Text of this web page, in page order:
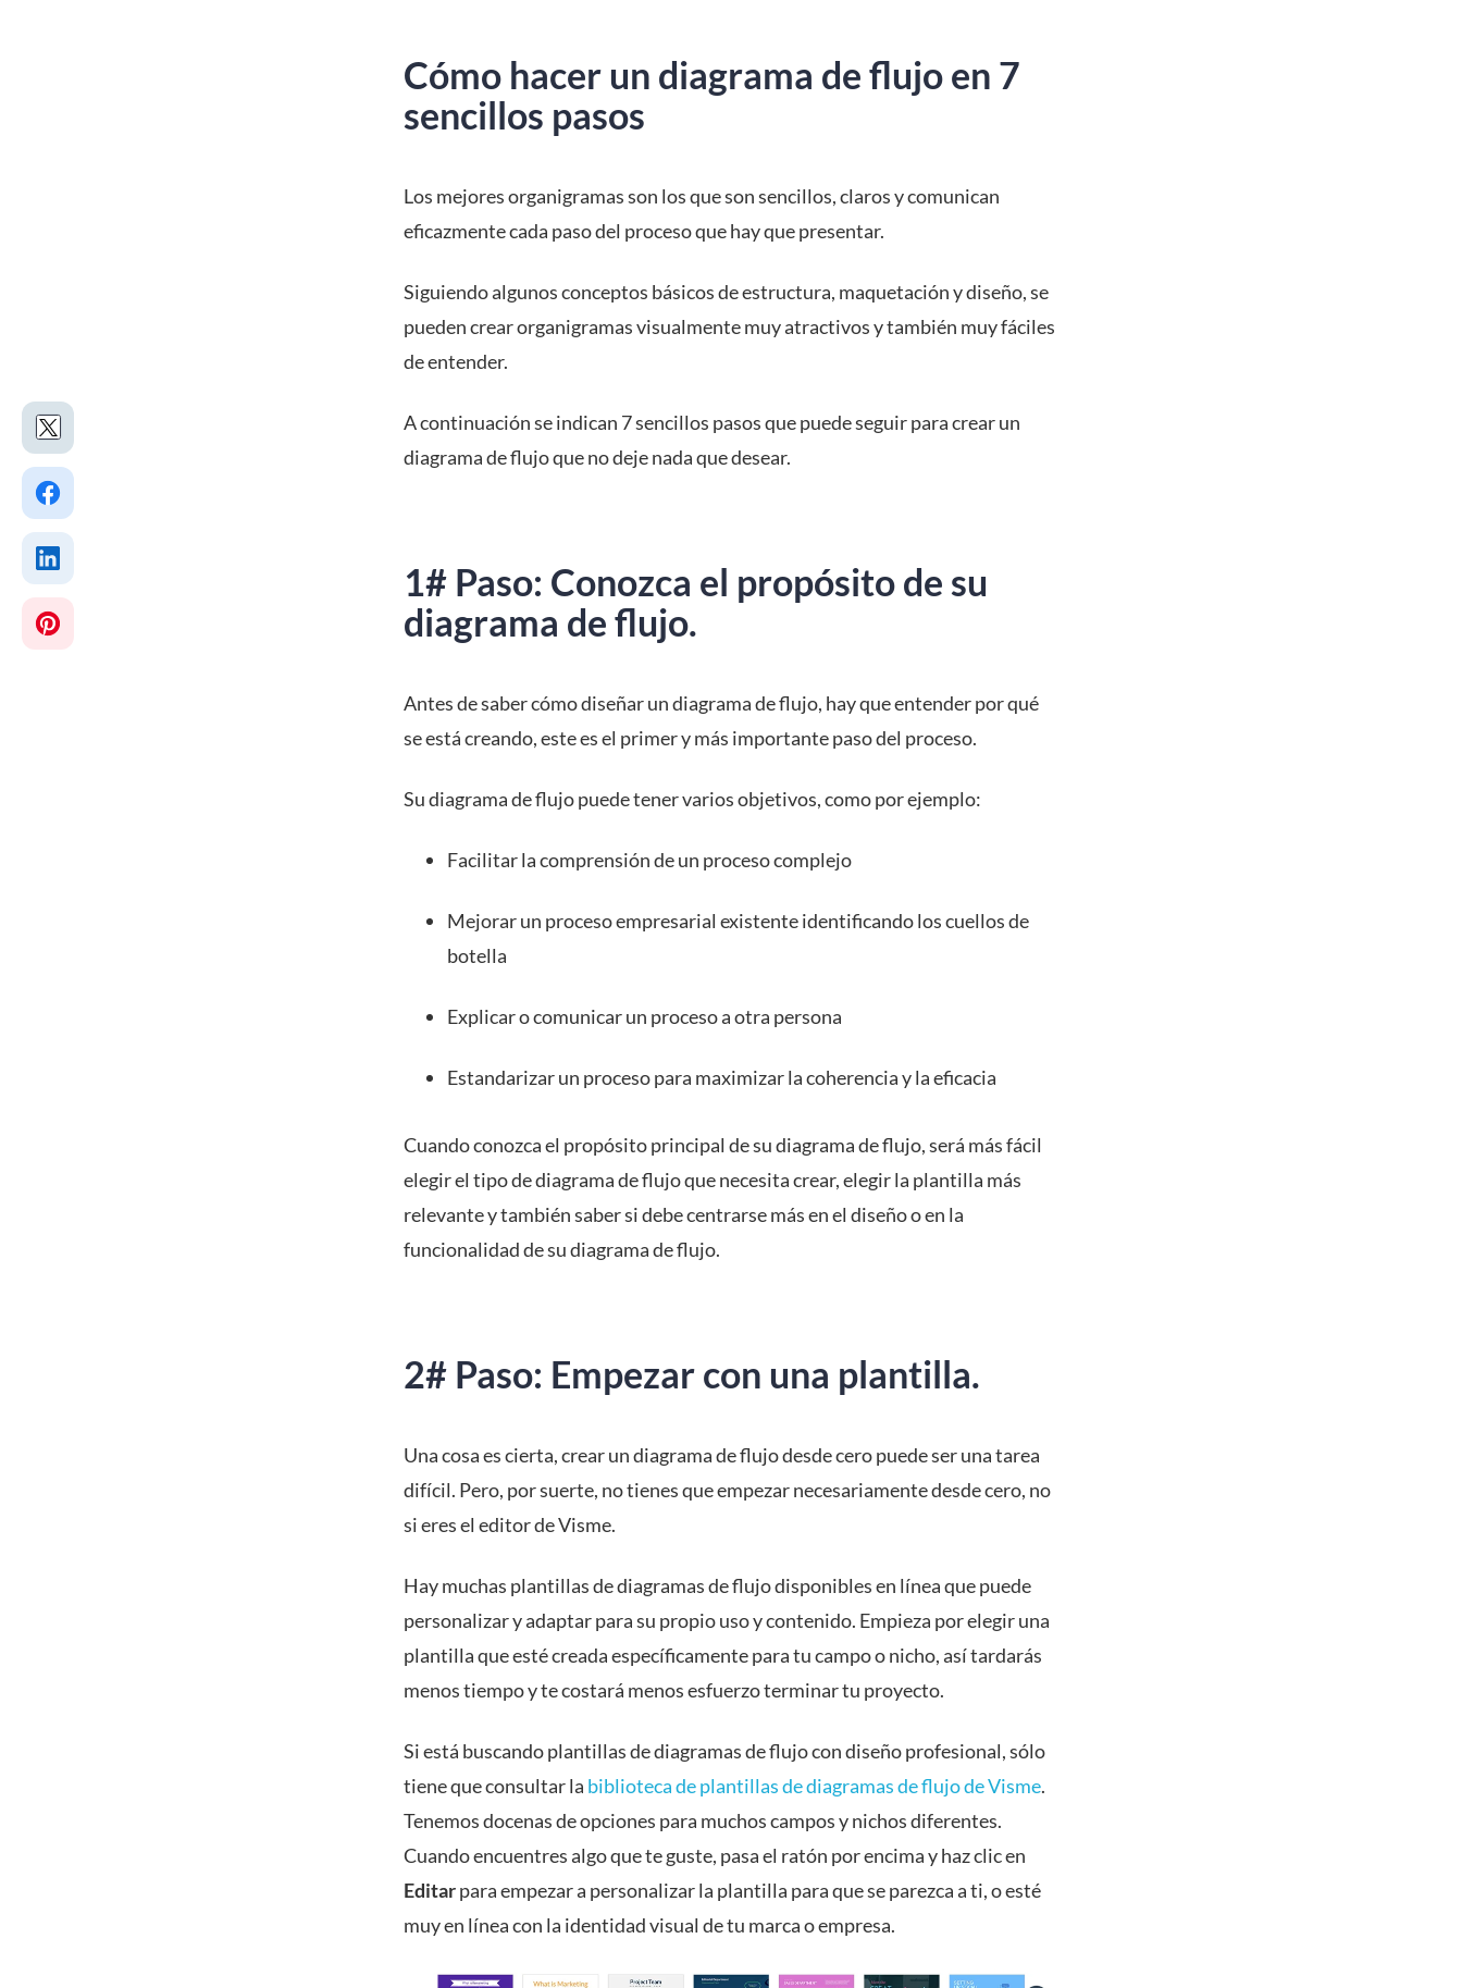
Cómo hacer un diagrama de flujo en 7
sencillos pasos
Los mejores organigramas son los que son sencillos, claros y comunican
eficazmente cada paso del proceso que hay que presentar.
Siguiendo algunos conceptos básicos de estructura, maquetación y diseño, se
pueden crear organigramas visualmente muy atractivos y también muy fáciles
de entender.
A continuación se indican 7 sencillos pasos que puede seguir para crear un
diagrama de flujo que no deje nada que desear.
1# Paso: Conozca el propósito de su
diagrama de flujo.
Antes de saber cómo diseñar un diagrama de flujo, hay que entender por qué
se está creando, este es el primer y más importante paso del proceso.
Su diagrama de flujo puede tener varios objetivos, como por ejemplo:
Facilitar la comprensión de un proceso complejo
Mejorar un proceso empresarial existente identificando los cuellos de
botella
Explicar o comunicar un proceso a otra persona
Estandarizar un proceso para maximizar la coherencia y la eficacia
Cuando conozca el propósito principal de su diagrama de flujo, será más fácil
elegir el tipo de diagrama de flujo que necesita crear, elegir la plantilla más
relevante y también saber si debe centrarse más en el diseño o en la
funcionalidad de su diagrama de flujo.
2# Paso: Empezar con una plantilla.
Una cosa es cierta, crear un diagrama de flujo desde cero puede ser una tarea
difícil. Pero, por suerte, no tienes que empezar necesariamente desde cero, no
si eres el editor de Visme.
Hay muchas plantillas de diagramas de flujo disponibles en línea que puede
personalizar y adaptar para su propio uso y contenido. Empieza por elegir una
plantilla que esté creada específicamente para tu campo o nicho, así tardarás
menos tiempo y te costará menos esfuerzo terminar tu proyecto.
Si está buscando plantillas de diagramas de flujo con diseño profesional, sólo
tiene que consultar la biblioteca de plantillas de diagramas de flujo de Visme.
Tenemos docenas de opciones para muchos campos y nichos diferentes.
Cuando encuentres algo que te guste, pasa el ratón por encima y haz clic en
Editarpara empezar a personalizar la plantilla para que se parezca a ti, o esté
muy en línea con la identidad visual de tu marca o empresa.